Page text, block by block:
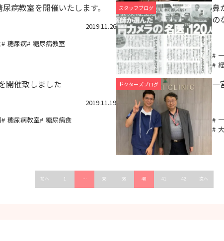
病教室を開催いたします。
2019.11.26
糖尿病 糖尿病教室
スタッフブログ
鼻
の
開催致しました
2019.11.19
糖尿病教室 糖尿病食
ドクターズブログ 一
前へ 1 … 38 39 40 41 42 次へ